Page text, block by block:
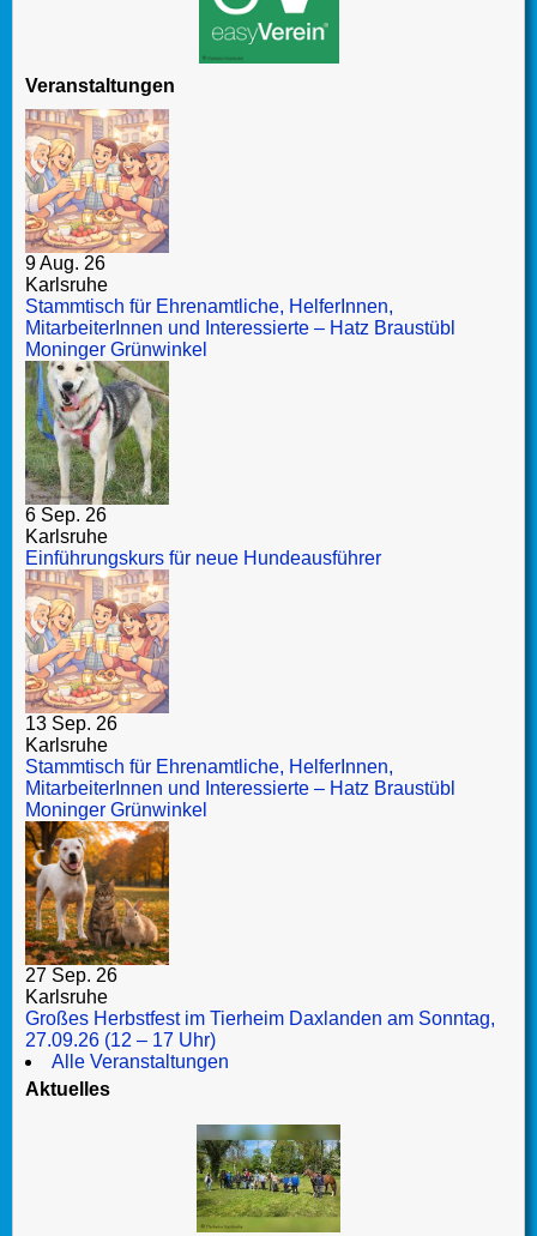
Veranstaltungen
9 Aug. 26
Karlsruhe
Stammtisch für Ehrenamtliche, HelferInnen,
MitarbeiterInnen und Interessierte – Hatz Braustübl
Moninger Grünwinkel
6 Sep. 26
Karlsruhe
Einführungskurs für neue Hundeausführer
13 Sep. 26
Karlsruhe
Stammtisch für Ehrenamtliche, HelferInnen,
MitarbeiterInnen und Interessierte – Hatz Braustübl
Moninger Grünwinkel
27 Sep. 26
Karlsruhe
Großes Herbstfest im Tierheim Daxlanden am Sonntag,
27.09.26 (12 – 17 Uhr)
Alle Veranstaltungen
Aktuelles